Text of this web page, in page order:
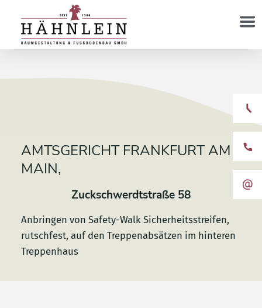
AMTSGERICHT FRANKFURT AM
MAIN,
Zuckschwerdt­straße 58
Anbringen von Safety-Walk Sicherheitsstreifen,
rutschfest, auf den Treppenabsätzen im hinteren
Treppenhaus